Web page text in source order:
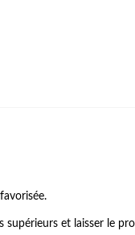
et laisser le